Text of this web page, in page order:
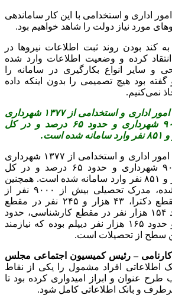
اداری و استخدامی با این کار ساماندهی
مورد نیاز دولت را شاهد خواهیم بود.
کند بودن روند ثبت اطلاعات نیروها در
انتقاد کرده و وضعیت اطلاعات وارد شده
و سایر انواع بکارگیری در سامانه را
بود هیچ تصمیمی را بدون اینکه داده
نمی‌کنیم.
بر اساس آمار سازمان امور اداری و استخدامی از ۱۳۷۷ شهرداری
در کل کشور فقط ۹۰۰ شهرداری و حدود ۶۵ درصد و در کل
بر اساس آمار سازمان امور اداری و استخدامی از ۱۳۷۷ شهرداری
در کل کشور فقط ۹۰۰ شهرداری و حدود ۶۵ درصد و در کل
اطلاعات حدود ۸۲ هزار و ۸۵۱ نفر وارد سامانه شده است. همچنین
بنا بر اطلاعات وارد شده، مدرک تحصیلی بیش از ۹۰۰۰ نفر از
نیروهای شرکتی در مقطع دکترا، ۴۳ هزار و ۲۴۵ نفر در مقطع
کارشناسی ارشد، حدود ۱۵۴ هزار نفر در مقطع کارشناسی، حدود
۴۶ هزار نفر کاردانی و حدود ۱۶۵ هزار نفر دیپلم بوده که نیازمند
سطح از تحصیلات است.
کارنامی – رئیس کمیسیون اجتماعی مجلس
اطلاعاتی افراد مشمول را یکی از نقاط
عنوان و ابراز امیدواری کرده بود تا
برطرف و بانک اطلاعاتی کامل شود.